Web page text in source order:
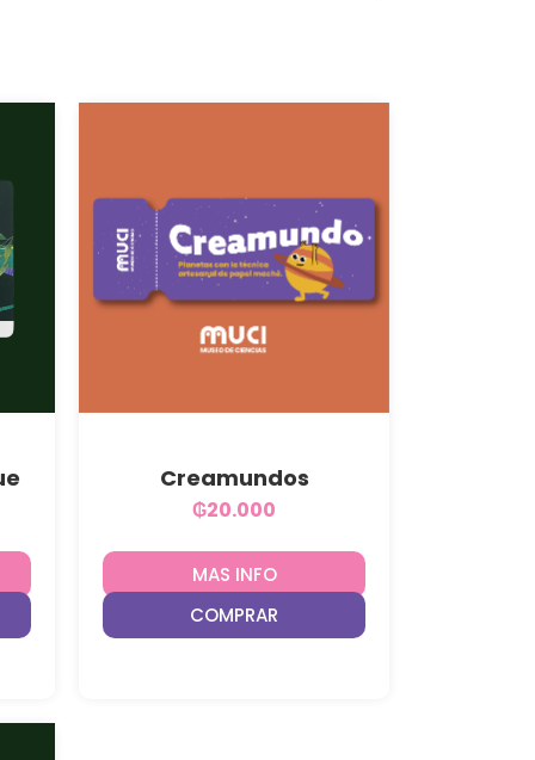
Creamundos
₲20.000
MAS INFO
COMPRAR